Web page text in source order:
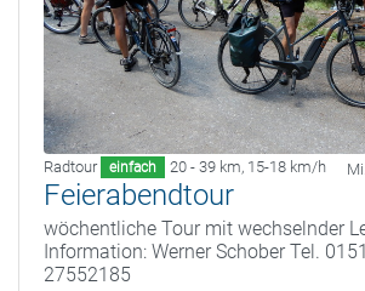
Radtour einfach 20 - 39 km, 15-18 km/h
Feierabendtour
wöchentliche Tour mit wechselnder
Information: Werner Schober Tel. 0151
27552185